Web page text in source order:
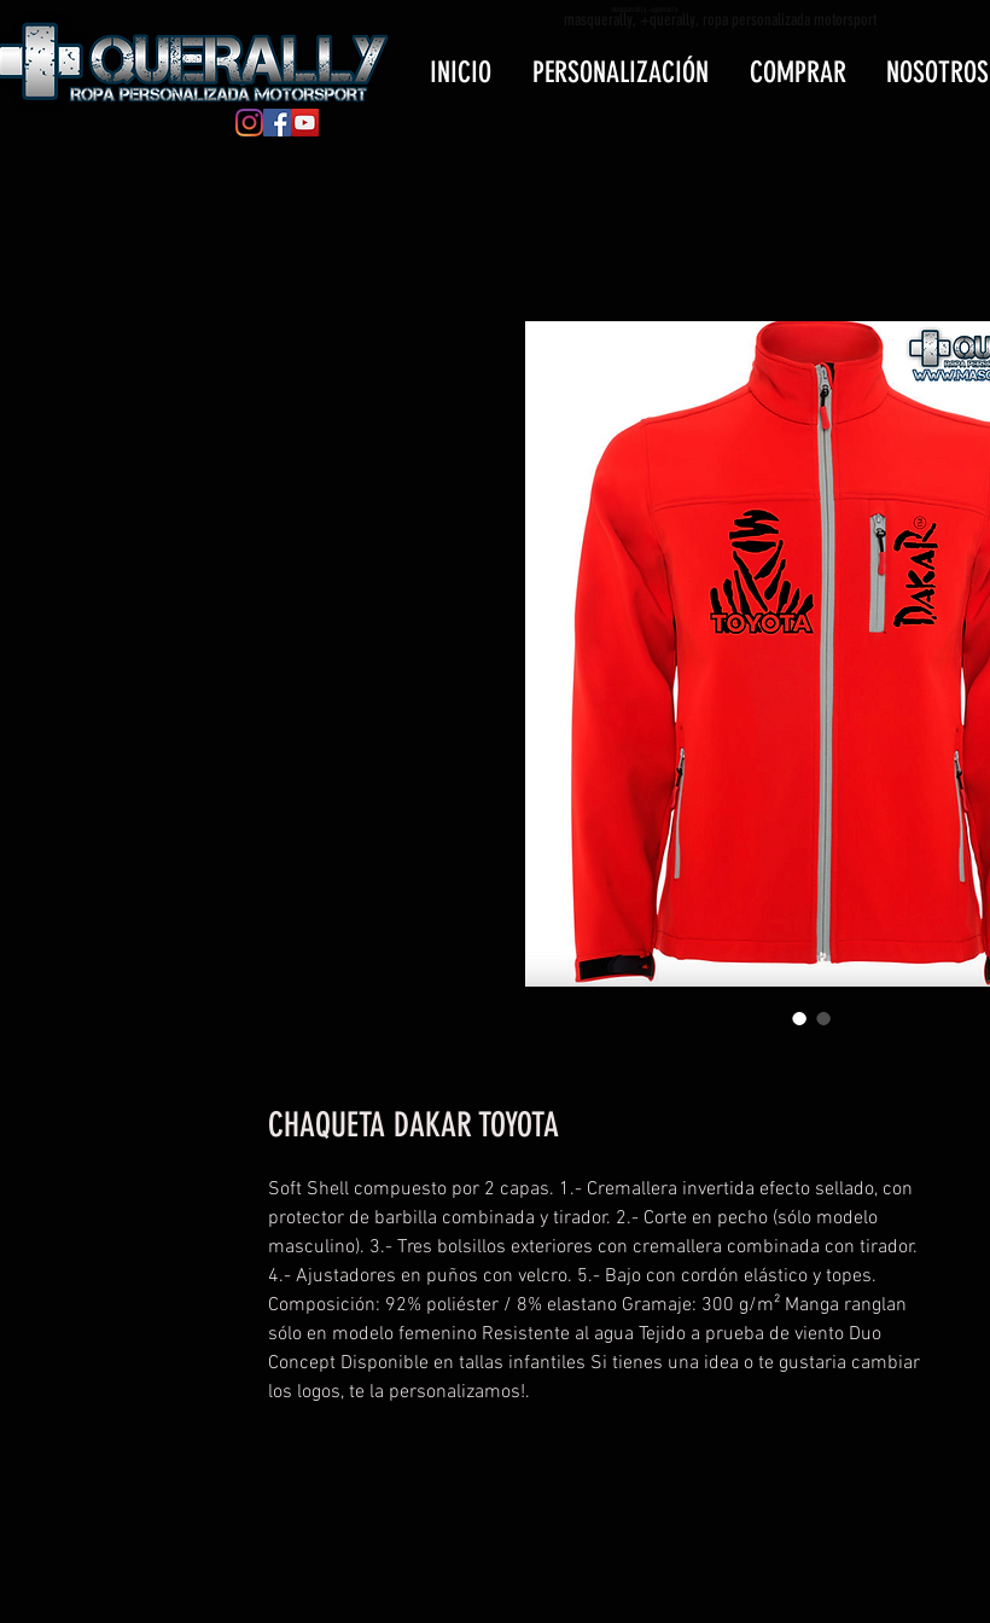
INICIO PERSONALIZACIÓN COMPRAR NOSOTROS
CHAQUETA DAKAR TOYOTA
Soft Shell compuesto por 2 capas. 1.- Cremallera invertida efecto sellado, con
protector de barbilla combinada y tirador. 2.- Corte en pecho (sólo modelo
masculino). 3.- Tres bolsillos exteriores con cremallera combinada con tirador.
4.- Ajustadores en puños con velcro. 5.- Bajo con cordón elástico y topes.
Composición: 92% poliéster / 8% elastano Gramaje: 300 g/m² Manga ranglan
sólo en modelo femenino Resistente al agua Tejido a prueba de viento Duo
Concept Disponible en tallas infantiles Si tienes una idea o te gustaria cambiar
los logos, te la personalizamos!.